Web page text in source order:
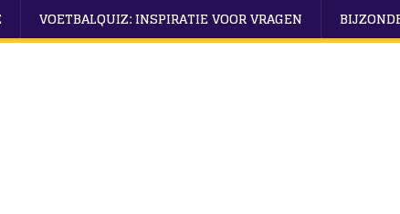
VOETBALQUIZ: INSPIRATIE VOOR VRAGEN